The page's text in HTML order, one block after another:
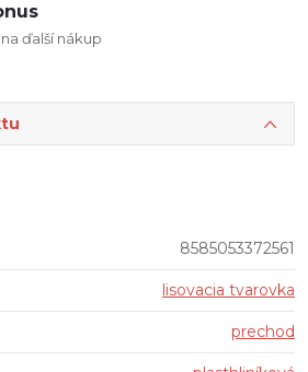
ďalší nákup
8585053372561
lisovacia tvarovka
prechod